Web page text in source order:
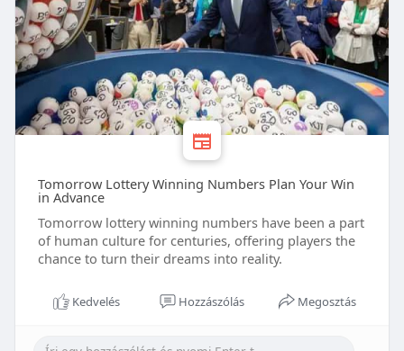
Tomorrow Lottery Winning Numbers Plan Your Win
in Advance
Tomorrow lottery winning numbers have been a part
of human culture for centuries, offering players the
chance to turn their dreams into reality.
Kedvelés Hozzászólás Megosztás